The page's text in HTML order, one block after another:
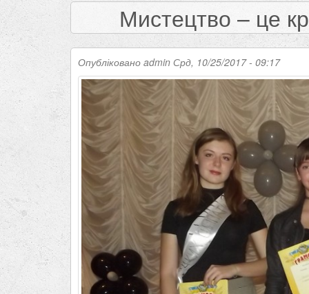
Мистецтво – це
Опубліковано admin Срд, 10/25/2017 - 09:17